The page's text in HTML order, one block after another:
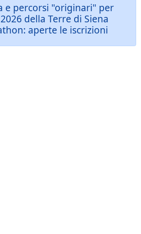
e percorsi "originari" per
della Terre di Siena
aperte le iscrizioni